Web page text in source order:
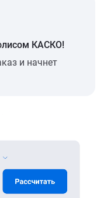
КАСКО!
и начнет